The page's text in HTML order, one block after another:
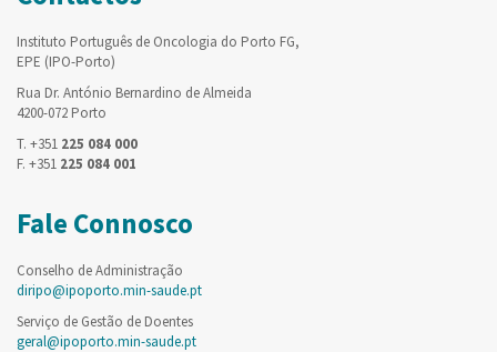
Instituto Português de Oncologia do Porto FG,
EPE (IPO-Porto)
Rua Dr. António Bernardino de Almeida
4200-072 Porto
T. +351 225 084 000
F. +351 225 084 001
Fale Connosco
Conselho de Administração
diripo@ipoporto.min-saude.pt
Serviço de Gestão de Doentes
geral@ipoporto.min-saude.pt